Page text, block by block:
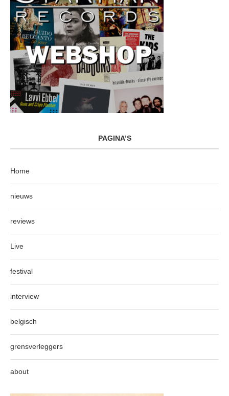
PAGINA’S
Home
nieuws
reviews
Live
festival
interview
belgisch
grensverleggers
about